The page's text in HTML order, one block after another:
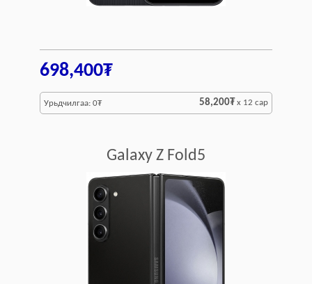
698,400₮
Урьдчилгаа: 0₮ 58,200₮ x 12 сар
Galaxy Z Fold5